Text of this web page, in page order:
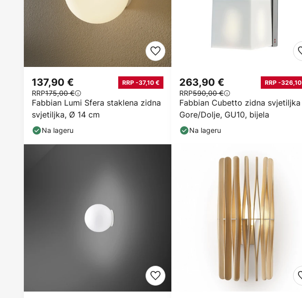
Fabbian Lumi Sfera staklena zidna
svjetiljka, Ø 14 cm
137,90 € RRP -37,10 €
RRP175,00 €
Na lageru
Fabbian Cubetto zidna svjetiljka
Gore/Dolje, GU10, bijela
263,90 € RRP -
RRP590,00 €
Na lageru